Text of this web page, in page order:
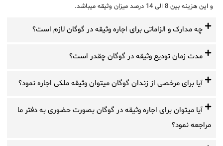
و این هزینه بین 8 الی 14 درصد میزان وثیقه میباشد.
چه مدارک و الزاماتی برای اجاره وثیقه در گوگان لازم است؟
مدت زمان تودیع وثیقه در گوگان چقدر است؟
آیا برای مرخصی از زندان گوگان میتوان وثیقه ملکی اجاره نمود؟
آیا میتوان برای اجاره وثیقه در گوگان بصورت حضوری به دفتر ما
مراجعه نمود؟